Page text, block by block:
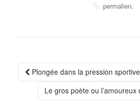
permalien.
Navigation
Article
Plongée dans la pression sportive
Le gros poète ou